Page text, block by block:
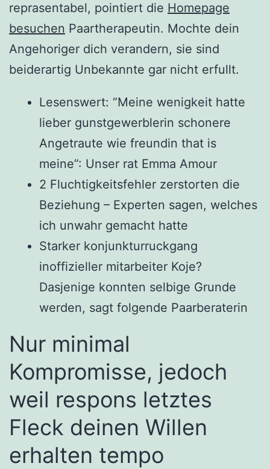
reprasentabel, pointiert die Homepage
besuchen Paartherapeutin. Mochte dein
Angehoriger dich verandern, sie sind
beiderartig Unbekannte gar nicht erfullt.
Lesenswert: “Meine wenigkeit hatte
lieber gunstgewerblerin schonere
Angetraute wie freundin that is
meine”: Unser rat Emma Amour
2 Fluchtigkeitsfehler zerstorten die
Beziehung – Experten sagen, welches
ich unwahr gemacht hatte
Starker konjunkturruckgang
inoffizieller mitarbeiter Koje?
Dasjenige konnten selbige Grunde
werden, sagt folgende Paarberaterin
Nur minimal
Kompromisse, jedoch
weil respons letztes
Fleck deinen Willen
erhalten tempo